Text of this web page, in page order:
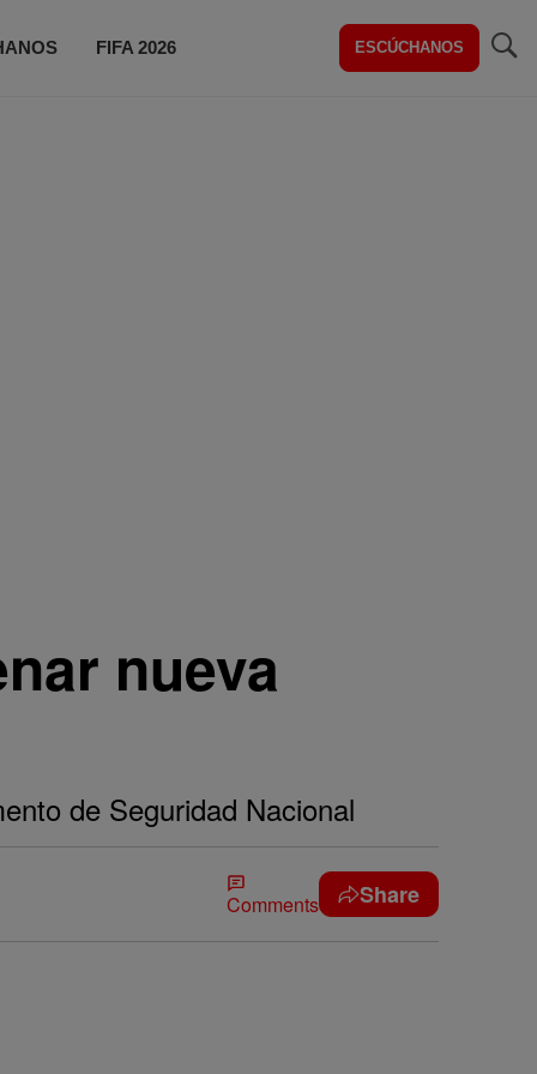
FIFA 2026 ESCÚCHANOS
nueva
de Seguridad Nacional
Comments Share